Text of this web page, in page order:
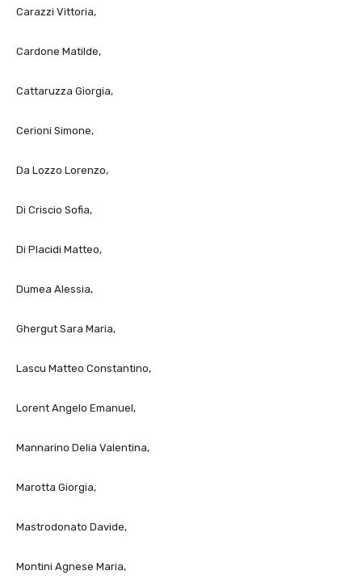
Carazzi Vittoria,
Cardone Matilde,
Cattaruzza Giorgia,
Cerioni Simone,
Da Lozzo Lorenzo,
Di Criscio Sofia,
Di Placidi Matteo,
Dumea Alessia,
Ghergut Sara Maria,
Lascu Matteo Constantino,
Lorent Angelo Emanuel,
Mannarino Delia Valentina,
Marotta Giorgia,
Mastrodonato Davide,
Montini Agnese Maria,